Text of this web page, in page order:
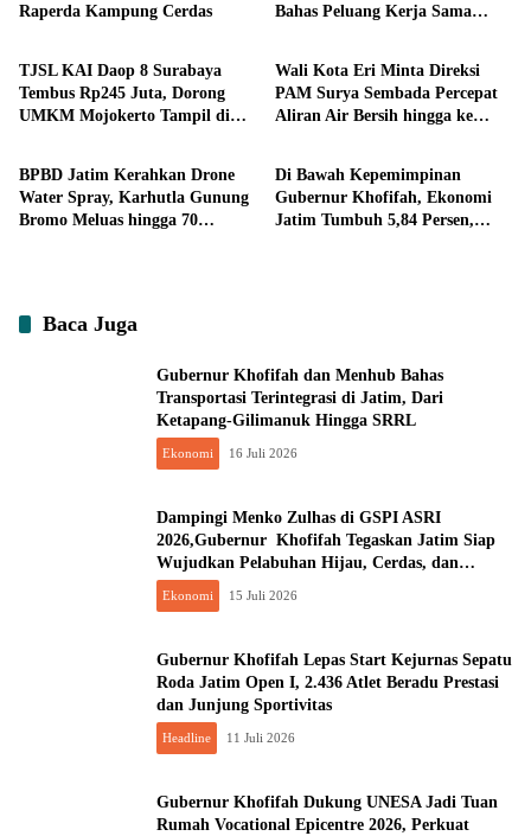
Raperda Kampung Cerdas
Bahas Peluang Kerja Sama
Ekonomi
TJSL KAI Daop 8 Surabaya
Tembus Rp245 Juta, Dorong
UMKM Mojokerto Tampil di
Ekonomi
Wali Kota Eri Minta Direksi
PAM Surya Sembada Percepat
Aliran Air Bersih hingga ke
Headline
BPBD Jatim Kerahkan Drone
Water Spray, Karhutla Gunung
Bromo Meluas hingga 70
Ekonomi
Di Bawah Kepemimpinan
Gubernur Khofifah, Ekonomi
Jatim Tumbuh 5,84 Persen,
Baca Juga
Gubernur Khofifah dan Menhub Bahas
Transportasi Terintegrasi di Jatim, Dari
Ketapang-Gilimanuk Hingga SRRL
Ekonomi 16 Juli 2026
Dampingi Menko Zulhas di GSPI ASRI
2026,Gubernur Khofifah Tegaskan Jatim Siap
Wujudkan Pelabuhan Hijau, Cerdas, dan
Berdaya Saing
Ekonomi 15 Juli 2026
Gubernur Khofifah Lepas Start Kejurnas Sepatu
Roda Jatim Open I, 2.436 Atlet Beradu Prestasi
dan Junjung Sportivitas
Headline 11 Juli 2026
Gubernur Khofifah Dukung UNESA Jadi Tuan
Rumah Vocational Epicentre 2026, Perkuat